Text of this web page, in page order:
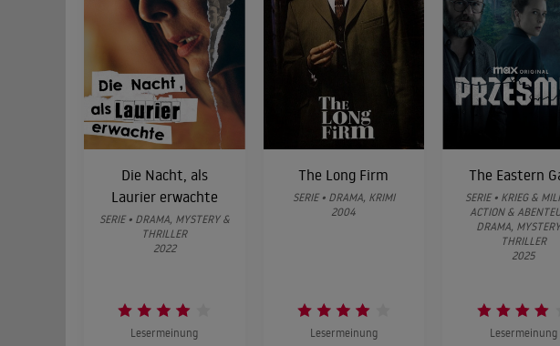
Die Nacht, als
Laurier erwachte
SERIE • DRAMA, MYSTERY &
THRILLER
2022
Lesermeinung
The Long Firm
SERIE • DRAMA, KRIMI
2004
Lesermeinung
The Eastern
SERIE • KRIEG &
ACTION &
DRAMA,
THRILLER
2025
Lesermeinung